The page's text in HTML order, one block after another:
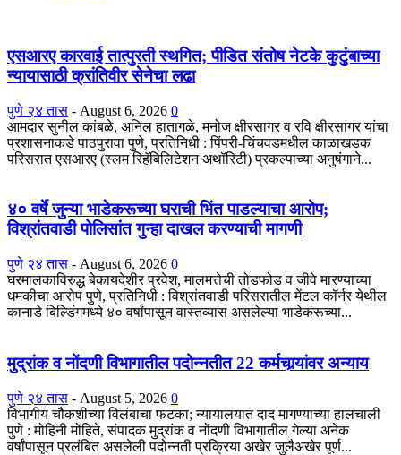
एसआरए कारवाई तात्पुरती स्थगित; पीडित संतोष नेटके कुटुंबाच्या
न्यायासाठी क्रांतिवीर सेनेचा लढा
पुणे २४ तास - August 6, 2026 0
आमदार सुनील कांबळे, अनिल हातागळे, मनोज क्षीरसागर व रवि क्षीरसागर यांचा
प्रशासनाकडे पाठपुरावा पुणे, प्रतिनिधी : पिंपरी-चिंचवडमधील काळाखडक
परिसरात एसआरए (स्लम रिहॅबिलिटेशन अथॉरिटी) प्रकल्पाच्या अनुषंगाने...
४० वर्षे जुन्या भाडेकरूच्या घराची भिंत पाडल्याचा आरोप;
विश्रांतवाडी पोलिसांत गुन्हा दाखल करण्याची मागणी
पुणे २४ तास - August 6, 2026 0
घरमालकाविरुद्ध बेकायदेशीर प्रवेश, मालमत्तेची तोडफोड व जीवे मारण्याच्या
धमकीचा आरोप पुणे, प्रतिनिधी : विश्रांतवाडी परिसरातील मेंटल कॉर्नर येथील
कानाडे बिल्डिंगमध्ये ४० वर्षांपासून वास्तव्यास असलेल्या भाडेकरूच्या...
मुद्रांक व नोंदणी विभागातील पदोन्नतीत 22 कर्मचार्‍यांवर अन्याय
पुणे २४ तास - August 5, 2026 0
विभागीय चौकशीच्या विलंबाचा फटका; न्यायालयात दाद मागण्याच्या हालचाली
पुणे : मोहिनी मोहिते, संपादक मुद्रांक व नोंदणी विभागातील गेल्या अनेक
वर्षांपासून प्रलंबित असलेली पदोन्नती प्रक्रिया अखेर जुलैअखेर पूर्ण...